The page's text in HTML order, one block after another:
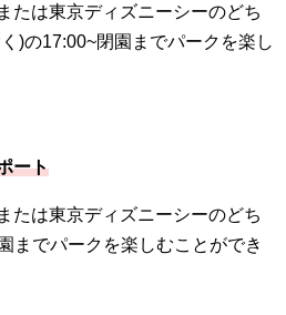
たは東京ディズニーシーのどち
)の17:00~閉園までパークを楽し
ート
たは東京ディズニーシーのどち
までパークを楽しむことができ